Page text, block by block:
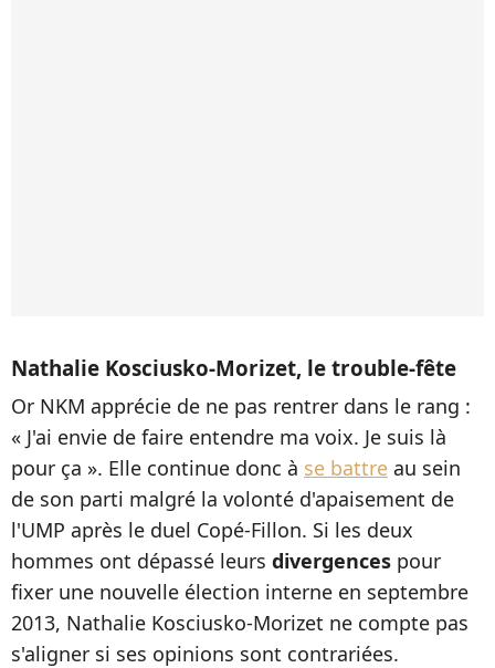
Nathalie Kosciusko-Morizet, le trouble-fête
Or NKM apprécie de ne pas rentrer dans le rang :
« J'ai envie de faire entendre ma voix. Je suis là
pour ça ». Elle continue donc à se battre au sein
de son parti malgré la volonté d'apaisement de
l'UMP après le duel Copé-Fillon. Si les deux
hommes ont dépassé leurs divergences pour
fixer une nouvelle élection interne en septembre
2013, Nathalie Kosciusko-Morizet ne compte pas
s'aligner si ses opinions sont contrariées.